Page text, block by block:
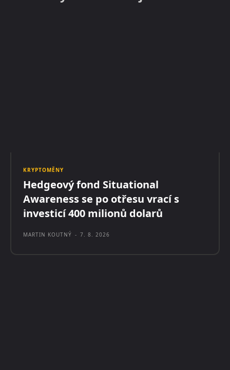
KRYPTOMĚNY
Hedgeový fond Situational
Awareness se po otřesu vrací s
investicí 400 milionů dolarů
MARTIN KOUTNÝ - 7. 8. 2026